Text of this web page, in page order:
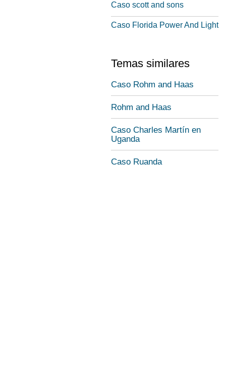
Caso scott and sons
Caso Florida Power And Light
Temas similares
Caso Rohm and Haas
Rohm and Haas
Caso Charles Martín en
Uganda
Caso Ruanda